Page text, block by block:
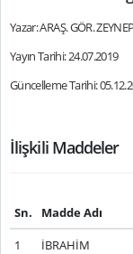
Yazar: ARAŞ. GÖR.
Yayın Tarihi: 24.07.2019
Güncelleme Tarihi:
İlişkili Maddeler
Sn. Madde Adı
1
İBRAHİM